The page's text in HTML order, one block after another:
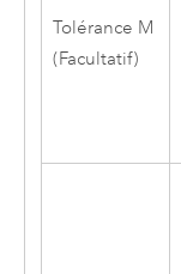
Tolérance M
(Facultatif)